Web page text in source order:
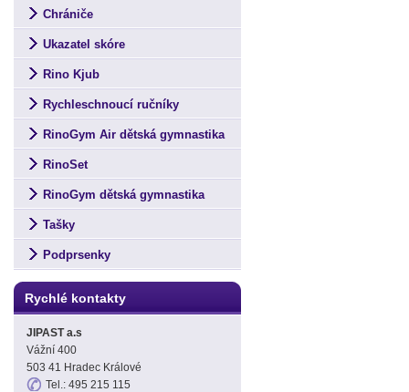
Chrániče
Ukazatel skóre
Rino Kjub
Rychleschnoucí ručníky
RinoGym Air dětská gymnastika
RinoSet
RinoGym dětská gymnastika
Tašky
Podprsenky
Rychlé kontakty
JIPAST a.s
Vážní 400
503 41 Hradec Králové
Tel.: 495 215 115